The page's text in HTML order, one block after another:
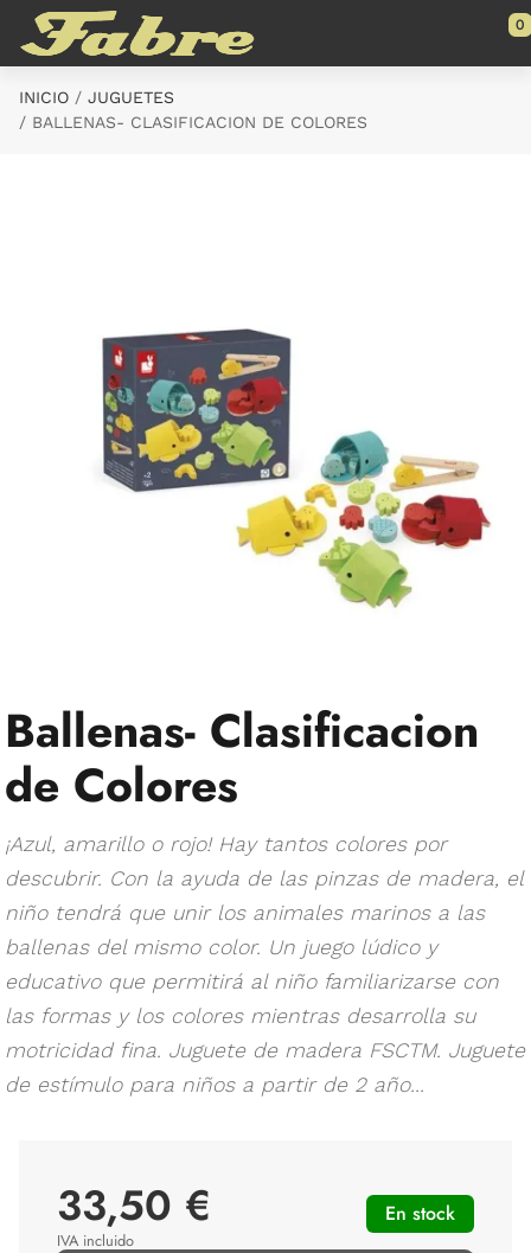
Saltar al contenido principal
0
INICIO
JUGUETES
BALLENAS- CLASIFICACION DE COLORES
Ballenas- Clasificacion
de Colores
¡Azul, amarillo o rojo! Hay tantos colores por
descubrir. Con la ayuda de las pinzas de madera, el
niño tendrá que unir los animales marinos a las
ballenas del mismo color. Un juego lúdico y
educativo que permitirá al niño familiarizarse con
las formas y los colores mientras desarrolla su
motricidad fina. Juguete de madera FSCTM. Juguete
de estímulo para niños a partir de 2 año...
33,50 €
IVA incluido
En stock